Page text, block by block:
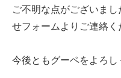
ご不明な点がございま
せフォームよりご連絡く
今後ともグーペをよろし